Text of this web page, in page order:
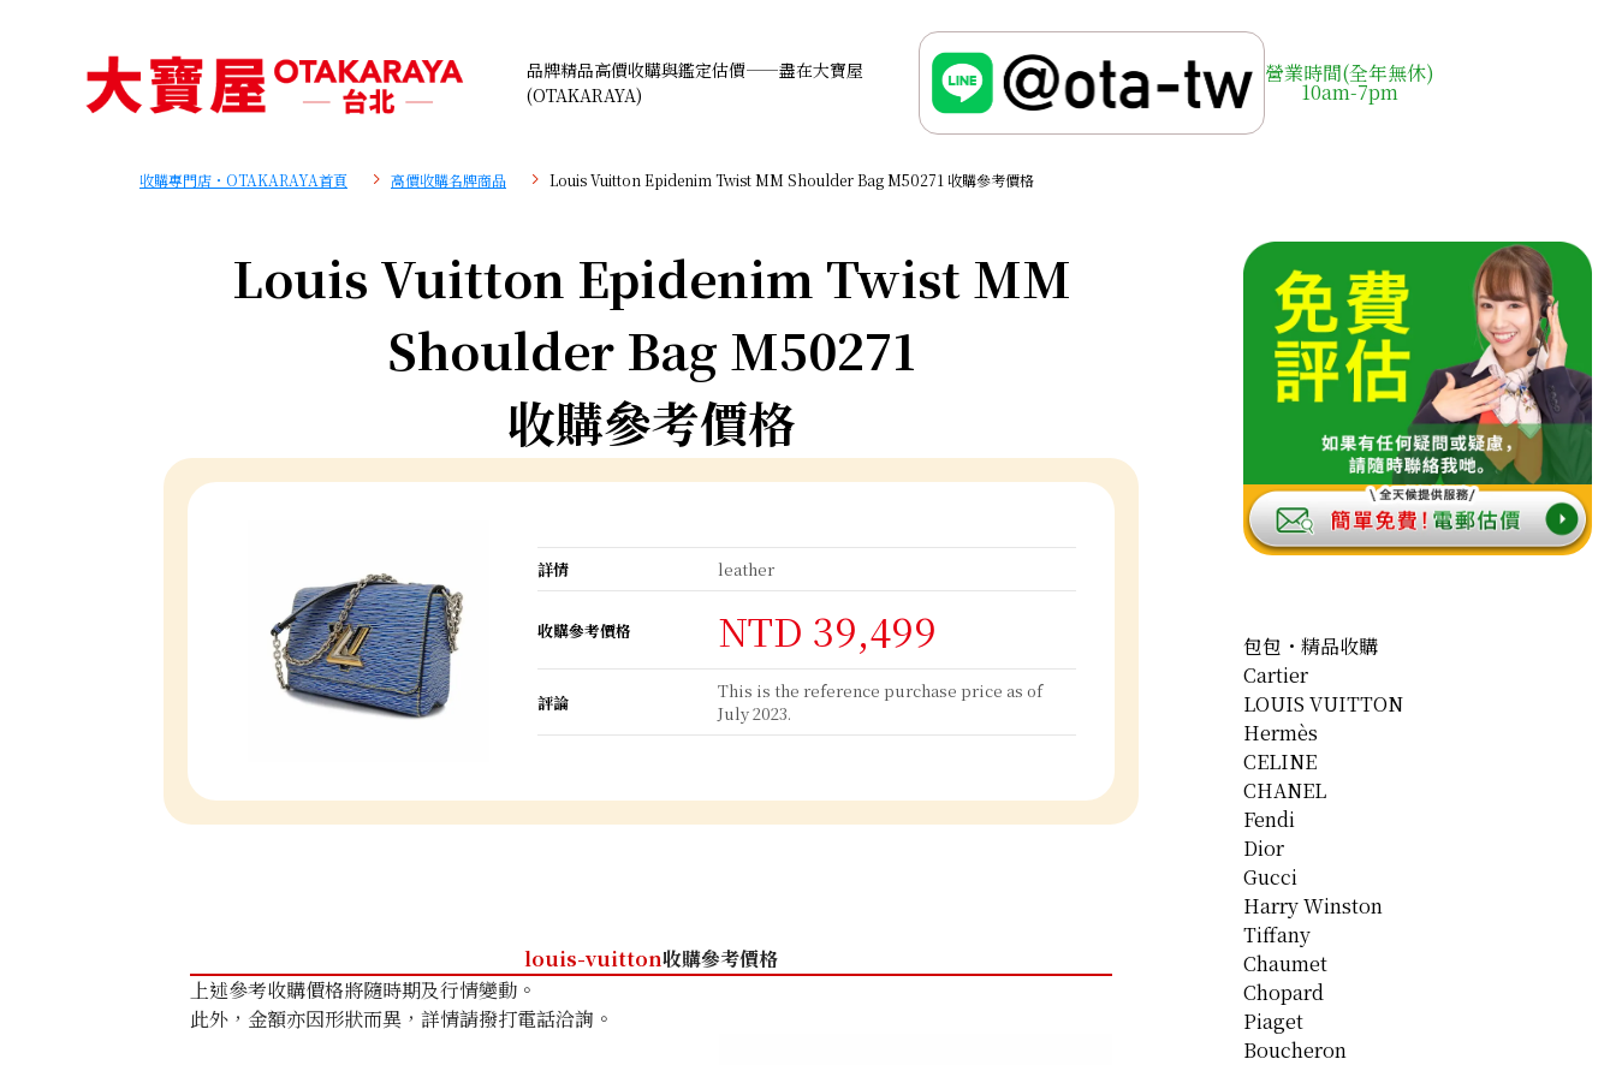
品牌精品高價收購與鑑定估價——盡在大寶屋
(OTAKARAYA)
營業時間(全年無休)
10am-7pm
收購專門店・OTAKARAYA首頁 高價收購名牌商品 Louis Vuitton Epidenim Twist MM Shoulder Bag M50271 收購參考價格
Louis Vuitton Epidenim Twist MM
Shoulder Bag M50271
收購參考價格
詳情 leather
收購參考價格 NTD 39,499
評論
This is the reference purchase price as of
July 2023.
louis-vuitton收購參考價格
上述參考收購價格將隨時期及行情變動。
此外，金額亦因形狀而異，詳情請撥打電話洽詢。
包包・精品收購
Cartier
LOUIS VUITTON
Hermès
CELINE
CHANEL
Fendi
Dior
Gucci
Harry Winston
Tiffany
Chaumet
Chopard
Piaget
Boucheron